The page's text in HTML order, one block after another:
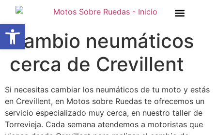
Abrir barra de herramientas
Cambio neumáticos
cerca de Crevillent
Si necesitas cambiar los neumáticos de tu moto y estás
en Crevillent, en Motos sobre Ruedas te ofrecemos un
servicio especializado muy cerca, en nuestro taller de
Torrevieja. Cada semana atendemos a motoristas que